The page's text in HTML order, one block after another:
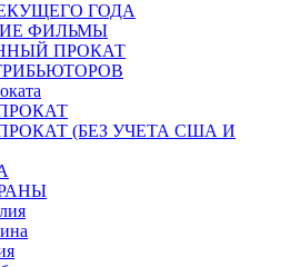
ГОДА
ФИЛЬМЫ
ПРОКАТ
(БЕЗ УЧЕТА США И